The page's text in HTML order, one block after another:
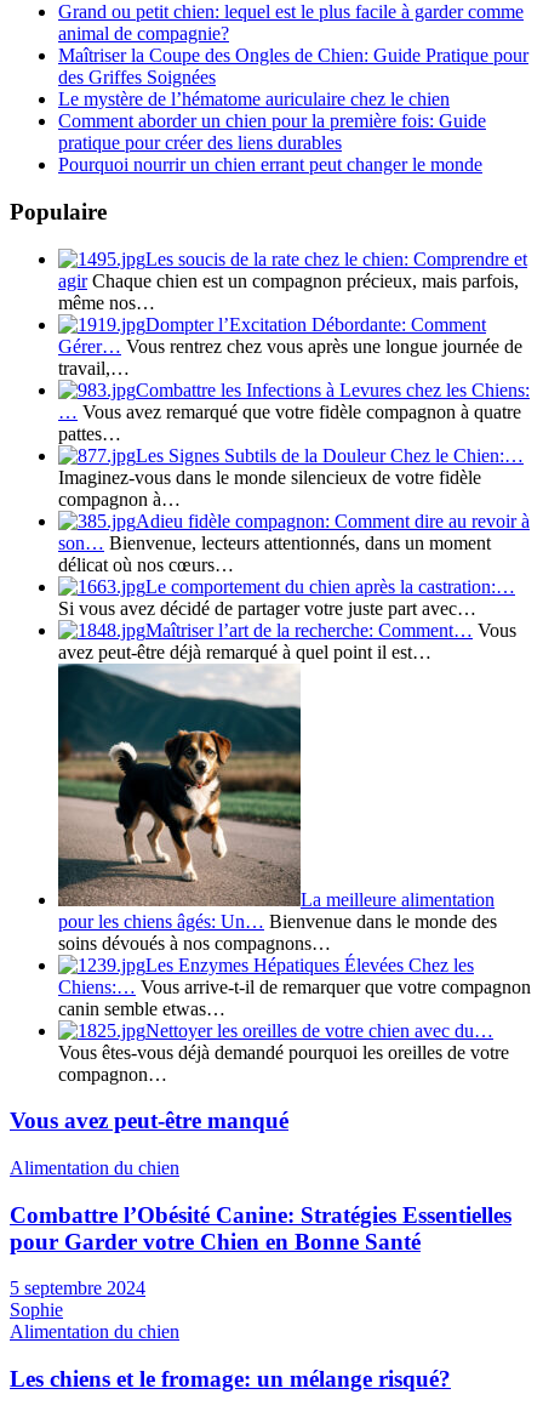
Grand ou petit chien: lequel est le plus facile à garder comme
animal de compagnie?
Maîtriser la Coupe des Ongles de Chien: Guide Pratique pour
des Griffes Soignées
Le mystère de l’hématome auriculaire chez le chien
Comment aborder un chien pour la première fois: Guide
pratique pour créer des liens durables
Pourquoi nourrir un chien errant peut changer le monde
Populaire
Les soucis de la rate chez le chien: Comprendre et
agirChaque chien est un compagnon précieux, mais parfois,
même nos…
Dompter l’Excitation Débordante: Comment
Gérer… Vous rentrez chez vous après une longue journée de
travail,…
Combattre les Infections à Levures chez les Chiens:
… Vous avez remarqué que votre fidèle compagnon à quatre
pattes…
Les Signes Subtils de la Douleur Chez le Chien:…
Imaginez-vous dans le monde silencieux de votre fidèle
compagnon à…
Adieu fidèle compagnon: Comment dire au revoir à
son… Bienvenue, lecteurs attentionnés, dans un moment
délicat où nos cœurs…
Le comportement du chien après la castration:…
Si vous avez décidé de partager votre juste part avec…
Maîtriser l’art de la recherche: Comment… Vous
avez peut-être déjà remarqué à quel point il est…
La meilleure alimentation
pour les chiens âgés: Un… Bienvenue dans le monde des
soins dévoués à nos compagnons…
Les Enzymes Hépatiques Élevées Chez les
Chiens:… Vous arrive-t-il de remarquer que votre compagnon
canin semble etwas…
Nettoyer les oreilles de votre chien avec du…
Vous êtes-vous déjà demandé pourquoi les oreilles de votre
compagnon…
Vous avez peut-être manqué
Alimentation du chien
Combattre l’Obésité Canine: Stratégies Essentielles
pour Garder votre Chien en Bonne Santé
5 septembre 2024
Sophie
Alimentation du chien
Les chiens et le fromage: un mélange risqué?